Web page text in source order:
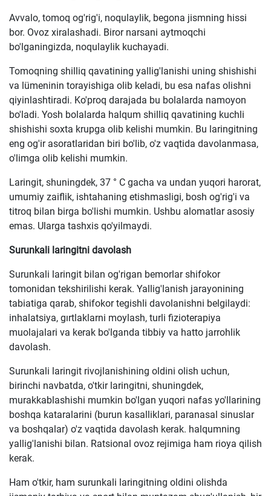
Avvalo, tomoq og'rig'i, noqulaylik, begona jismning hissi
bor. Ovoz xiralashadi. Biror narsani aytmoqchi
bo'lganingizda, noqulaylik kuchayadi.
Tomoqning shilliq qavatining yallig'lanishi uning shishishi
va lümeninin torayishiga olib keladi, bu esa nafas olishni
qiyinlashtiradi. Ko'proq darajada bu bolalarda namoyon
bo'ladi. Yosh bolalarda halqum shilliq qavatining kuchli
shishishi soxta krupga olib kelishi mumkin. Bu laringitning
eng og'ir asoratlaridan biri bo'lib, o'z vaqtida davolanmasa,
o'limga olib kelishi mumkin.
Laringit, shuningdek, 37 ° C gacha va undan yuqori harorat,
umumiy zaiflik, ishtahaning etishmasligi, bosh og'rig'i va
titroq bilan birga bo'lishi mumkin. Ushbu alomatlar asosiy
emas. Ularga tashxis qo'yilmaydi.
Surunkali laringitni davolash
Surunkali laringit bilan og'rigan bemorlar shifokor
tomonidan tekshirilishi kerak. Yallig'lanish jarayonining
tabiatiga qarab, shifokor tegishli davolanishni belgilaydi:
inhalatsiya, gırtlaklarni moylash, turli fizioterapiya
muolajalari va kerak bo'lganda tibbiy va hatto jarrohlik
davolash.
Surunkali laringit rivojlanishining oldini olish uchun,
birinchi navbatda, o'tkir laringitni, shuningdek,
murakkablashishi mumkin bo'lgan yuqori nafas yo'llarining
boshqa kataralarini (burun kasalliklari, paranasal sinuslar
va boshqalar) o'z vaqtida davolash kerak. halqumning
yallig'lanishi bilan. Ratsional ovoz rejimiga ham rioya qilish
kerak.
Ham o'tkir, ham surunkali laringitning oldini olishda